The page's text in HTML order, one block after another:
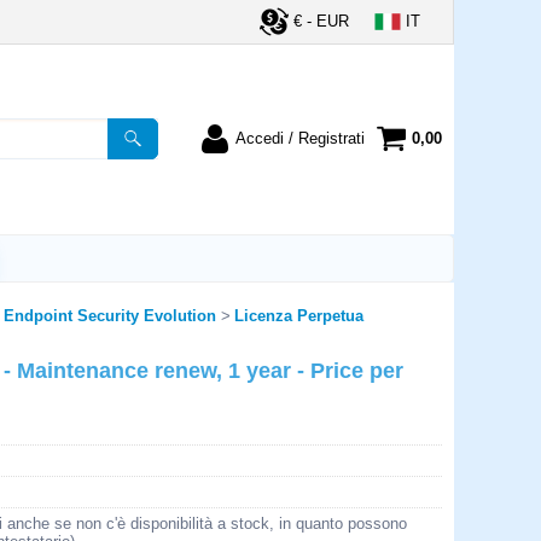
€ - EUR IT
Accedi / Registrati
password e poi
"Accedi"
password?
0,00
Security Evolution Licenza Perpetua
Maintenance renew, 1 year - Price per
se non c'è disponibilità a stock, in quanto possono